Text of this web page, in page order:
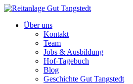
Über uns
Kontakt
Team
Jobs & Ausbildung
Hof-Tagebuch
Blog
Geschichte Gut Tangstedt